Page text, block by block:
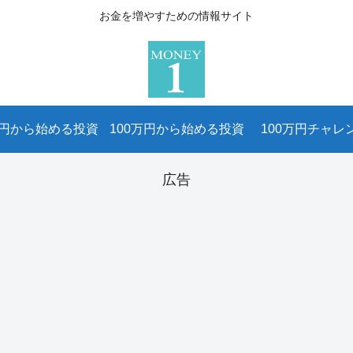
お金を増やすための情報サイト
から始める投資 100万円から始める投資 100万円チャレ
広告